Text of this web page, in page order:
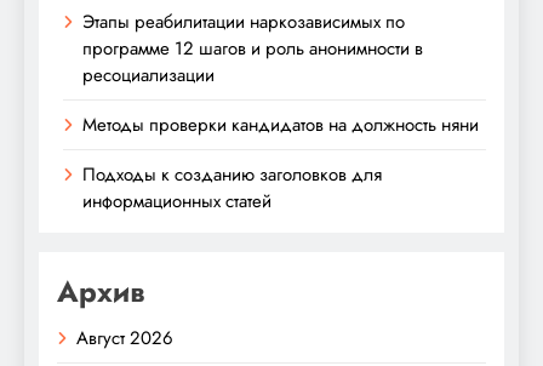
Этапы реабилитации наркозависимых по
программе 12 шагов и роль анонимности в
ресоциализации
Методы проверки кандидатов на должность няни
Подходы к созданию заголовков для
информационных статей
Архив
Август 2026